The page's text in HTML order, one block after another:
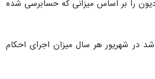
را بر اساس میزانی که حسابرسی شده
در شهریور هر سال میزان اجرای احکام